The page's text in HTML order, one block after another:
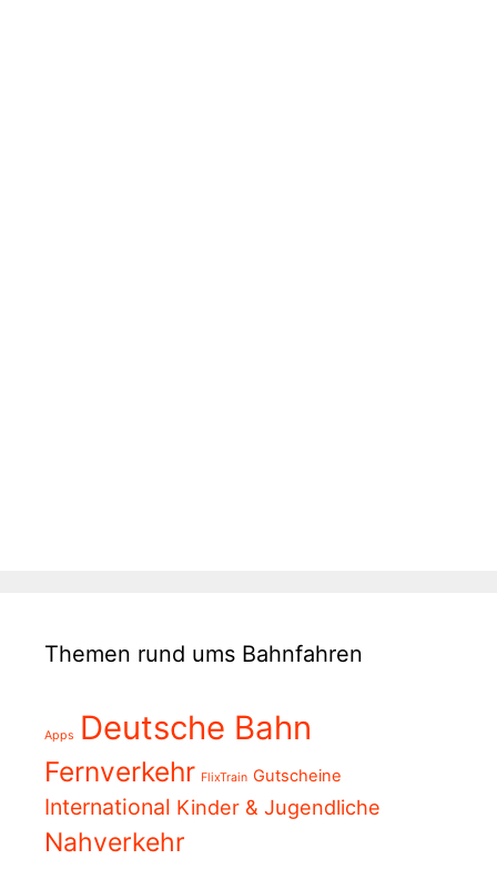
Themen rund ums Bahnfahren
Apps Deutsche Bahn
Fernverkehr FlixTrain Gutscheine
International Kinder & Jugendliche
Nahverkehr